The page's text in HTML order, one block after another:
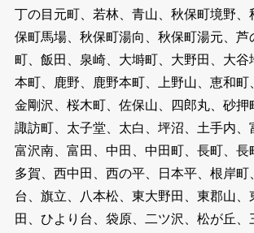
丁の目元町、若林、青山、秋保町境野、
保町馬場、秋保町湯向、秋保町湯元、芦
町、飯田、泉崎、大塒町、大野田、大谷
本町、鹿野、鹿野本町、上野山、恵和町
金剛沢、桜木町、佐保山、四郎丸、砂押
諏訪町、太子堂、太白、坪沼、土手内、
富沢南、富田、中田、中田町、長町、長
多賀、西中田、西の平、日本平、根岸町
台、旗立、八本松、東大野田、東郡山、
田、ひより台、袋原、二ツ沢、松が丘、